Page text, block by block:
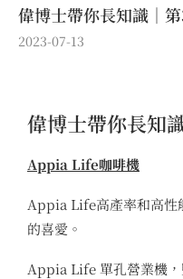
偉博士帶你長知識｜
2023-07-13
偉博士帶你長知
Appia Life咖啡機
Appia Life高產率和高性
的喜愛。
Appia Life 單孔營業機